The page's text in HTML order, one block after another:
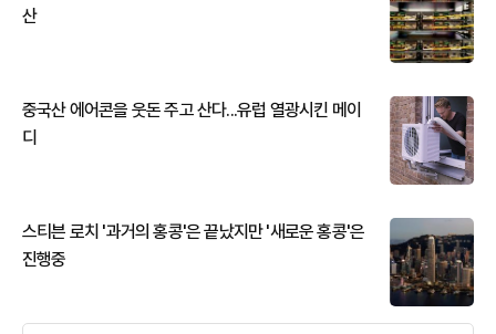
산
중국산 에어콘을 웃돈 주고 산다...유럽 열광시킨 메이
디
스티븐 로치 '과거의 홍콩'은 끝났지만 '새로운 홍콩'은
진행중